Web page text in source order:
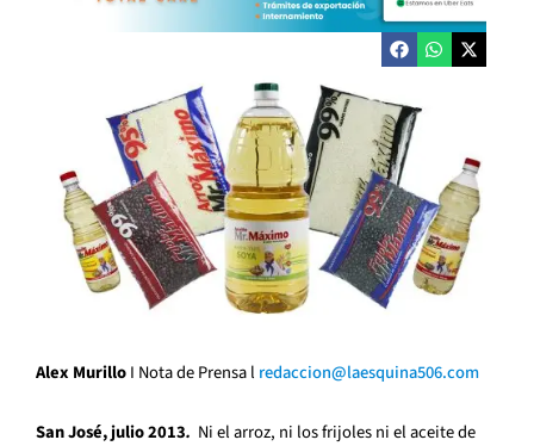
Alex MurilloI Nota de Prensa l redaccion@laesquina506.com
San José, julio 2013. Ni el arroz, ni los frijoles ni el aceite de